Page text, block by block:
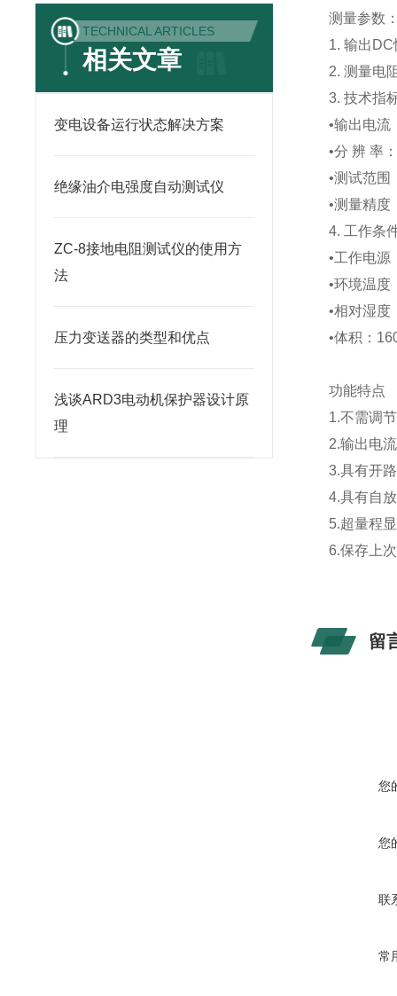
TECHNICAL ARTICLES
相关文章
变电设备运行状态解决方案
绝缘油介电强度自动测试仪
ZC-8接地电阻测试仪的使用方
法
压力变送器的类型和优点
浅谈ARD3电动机保护器设计原
理
测量参数
1. 输出
2. 测量电
3. 技术指
•输出
•分 辨
•测试范
•测量精
4. 工作条
•工作电
•环境温
•相对湿
•体积：
功能特点
1.不需调
2.输出电
3.具有开
4.具有自
5.超量程
6.保存上
留
您
您
联
常